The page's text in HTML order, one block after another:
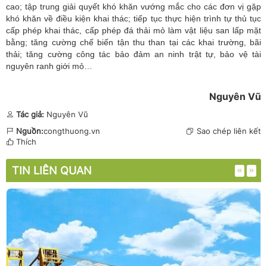
cao; tập trung giải quyết khó khăn vướng mắc cho các đơn vị gặp
khó khăn về điều kiện khai thác; tiếp tục thực hiện trình tự thủ tục
cấp phép khai thác, cấp phép đá thải mỏ làm vật liệu san lấp mặt
bằng; tăng cường chế biến tận thu than tại các khai trường, bãi
thải; tăng cường công tác bảo đảm an ninh trật tự, bảo vệ tài
nguyên ranh giới mỏ…
Nguyên Vũ
Tác giả: Nguyên Vũ
Nguồn:congthuong.vn
Sao chép liên kết
Thích
TIN LIÊN QUAN